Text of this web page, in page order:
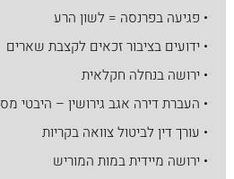
• פגיעה בפרנסה = לשון הרע
• ידועים בציבור זכאים לקצבת שארים
• ירושה בנחלה חקלאית
• העברת דירה אגב גירושין – היבטי מס
• עורך דין לביטול צוואה בקריות
• ירושה מיידית במות המוריש